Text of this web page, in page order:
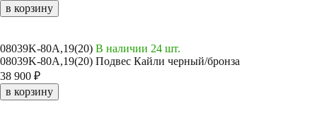
в корзину
08039K-80A,19(20) В наличии 24 шт.
08039K-80A,19(20) Подвес Кайли черный/бронза
38 900 ₽
в корзину